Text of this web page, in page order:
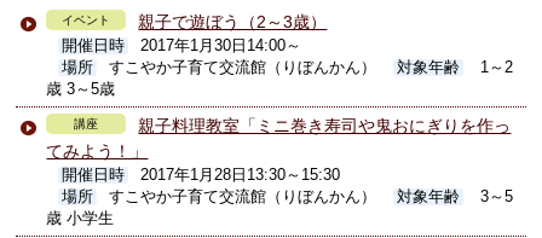
イベント 親子で遊ぼう（2～3歳）
開催日時
2017年1月30日14:00～
場所
すこやか子育て交流館（りぼんかん） 対象年齢
1～2
歳 3～5歳
講座
親子料理教室「ミニ巻き寿司や鬼おにぎりを作っ
てみよう！」
開催日時
2017年1月28日13:30～15:30
場所
すこやか子育て交流館（りぼんかん） 対象年齢
3～5
歳 小学生